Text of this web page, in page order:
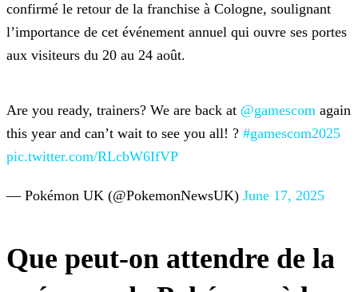
confirmé le retour de la franchise à Cologne, soulignant
l’importance de cet événement annuel qui ouvre ses portes
aux visiteurs du 20 au 24 août.
Are you ready, trainers? We are back at @gamescom again
this year and can’t wait to see you all! ? #gamescom2025
pic.twitter.com/RLcbW6IfVP
— Pokémon UK (@PokemonNewsUK) June 17, 2025
Que peut-on attendre de la